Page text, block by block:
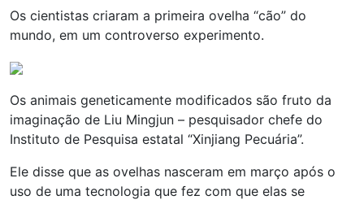
Os cientistas criaram a primeira ovelha “cão” do
mundo, em um controverso experimento.
Os animais geneticamente modificados são fruto da
imaginação de Liu Mingjun – pesquisador chefe do
Instituto de Pesquisa estatal “Xinjiang Pecuária”.
Ele disse que as ovelhas nasceram em março após o
uso de uma tecnologia que fez com que elas se